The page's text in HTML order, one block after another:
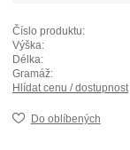
Číslo produktu:
Výška:
Délka:
Gramáž:
Hlídat cenu / dostupnost
Do oblíbených